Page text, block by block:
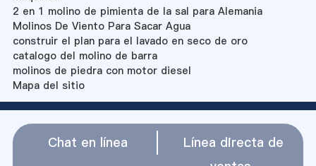
2 en 1 molino de pimienta de la sal para Alemania
Molinos De Viento Para Sacar Agua
construir el plan para el lavado en seco de oro
catalogo del molino de barra
molinos de piedra con motor diesel
Mapa del sitio
Chat en línea
Línea directa de